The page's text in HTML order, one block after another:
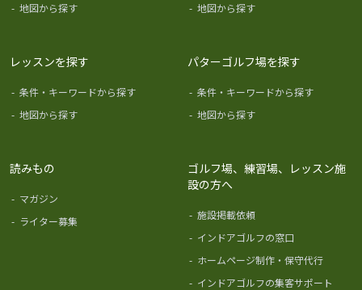
- 地図から探す
- 地図から探す
レッスンを探す
- 条件・キーワードから探す
- 地図から探す
パターゴルフ場を探す
- 条件・キーワードから探す
- 地図から探す
読みもの
- マガジン
- ライター募集
ゴルフ場、練習場、レッスン施
設の方へ
- 施設掲載依頼
- インドアゴルフの窓口
- ホームページ制作・保守代行
- インドアゴルフの集客サポート